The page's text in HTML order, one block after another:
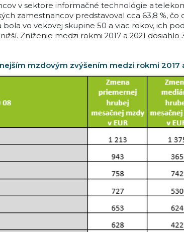
v sektore informačné technológie a
zamestnancov predstavoval cca 63,8 %, čo
vo vekovej skupine 50 a viac rokov, ich
Zníženie medzi rokmi 2017 a 2021 dosiahlo
mzdovým zvýšením medzi rokmi